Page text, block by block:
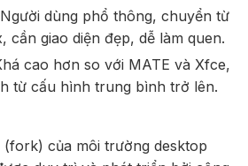
Người dùng phổ thông, chuyển từ
cần giao diện đẹp, dễ làm quen.
cao hơn so với MATE và Xfce,
từ cấu hình trung bình trở lên.
của môi trường desktop